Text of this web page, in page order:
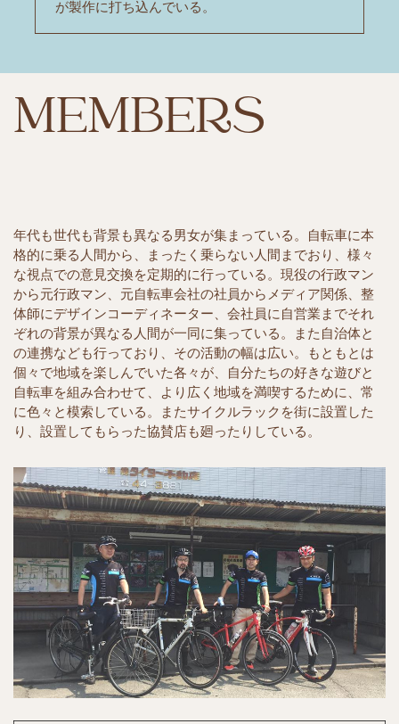
が製作に打ち込んでいる。
MEMBERS
年代も世代も背景も異なる男女が集まっている。自転車に本
格的に乗る人間から、まったく乗らない人間までおり、様々
な視点での意見交換を定期的に行っている。現役の行政マン
から元行政マン、元自転車会社の社員からメディア関係、整
体師にデザインコーディネーター、会社員に自営業までそれ
ぞれの背景が異なる人間が一同に集っている。また自治体と
の連携なども行っており、その活動の幅は広い。もともとは
個々で地域を楽しんでいた各々が、自分たちの好きな遊びと
自転車を組み合わせて、より広く地域を満喫するために、常
に色々と模索している。またサイクルラックを街に設置した
り、設置してもらった協賛店も廻ったりしている。